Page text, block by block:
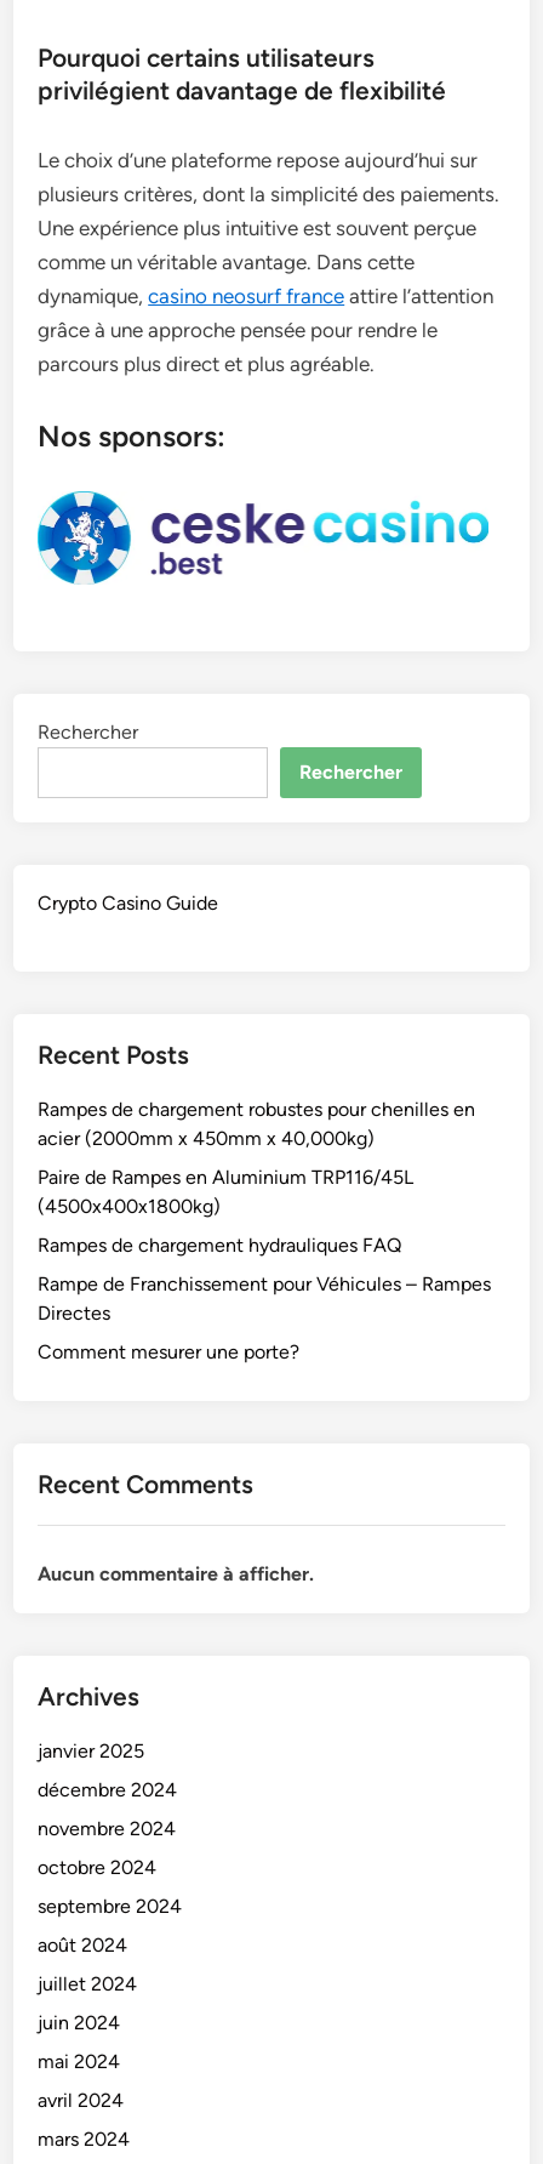
Pourquoi certains utilisateurs
privilégient davantage de flexibilité
Le choix d’une plateforme repose aujourd’hui sur
plusieurs critères, dont la simplicité des paiements.
Une expérience plus intuitive est souvent perçue
comme un véritable avantage. Dans cette
dynamique,casino neosurf france attire l’attention
grâce à une approche pensée pour rendre le
parcours plus direct et plus agréable.
Nos sponsors:
Rechercher
Rechercher
Crypto Casino Guide
Recent Posts
Rampes de chargement robustes pour chenilles en
acier (2000mm x 450mm x 40,000kg)
Paire de Rampes en Aluminium TRP116/45L
(4500x400x1800kg)
Rampes de chargement hydrauliques FAQ
Rampe de Franchissement pour Véhicules – Rampes
Directes
Comment mesurer une porte?
Recent Comments
Aucun commentaire à afficher.
Archives
janvier 2025
décembre 2024
novembre 2024
octobre 2024
septembre 2024
août 2024
juillet 2024
juin 2024
mai 2024
avril 2024
mars 2024